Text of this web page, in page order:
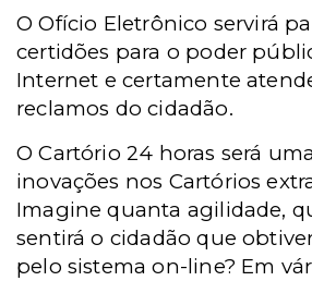
O Ofício Eletrônico servirá
certidões para o poder
Internet e certamente
reclamos do cidadão.
O Cartório 24 horas será
inovações nos Cartórios
Imagine quanta agilidade,
sentirá o cidadão que
pelo sistema on-line? Em